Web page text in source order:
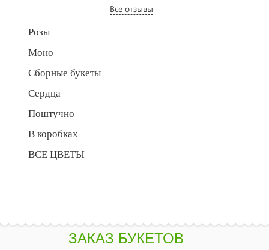
Все отзывы
Розы
Моно
Сборные букеты
Сердца
Поштучно
В коробках
ВСЕ ЦВЕТЫ
ЗАКАЗ БУКЕТОВ